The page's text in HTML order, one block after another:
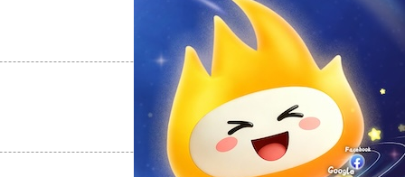
支持[0] 反对
支持[0] 反对[0]